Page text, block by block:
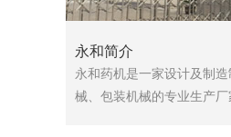
永和简介
永和药机是一家设计及制
械、包装机械的专业生产厂